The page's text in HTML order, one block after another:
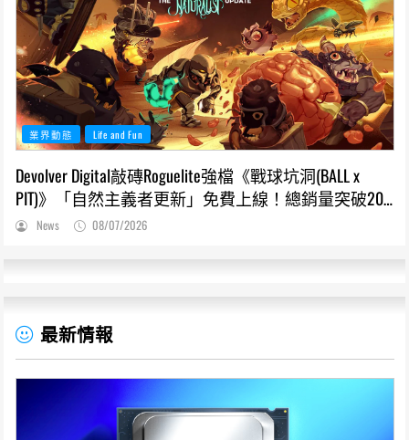
業界動態 Life and Fun
Devolver Digital敲磚Roguelite強檔《戰球坑洞(BALL x
PIT)》「自然主義者更新」免費上線！總銷量突破200
萬份，遊戲史低66折熱銷中
News 08/07/2026
最新情報